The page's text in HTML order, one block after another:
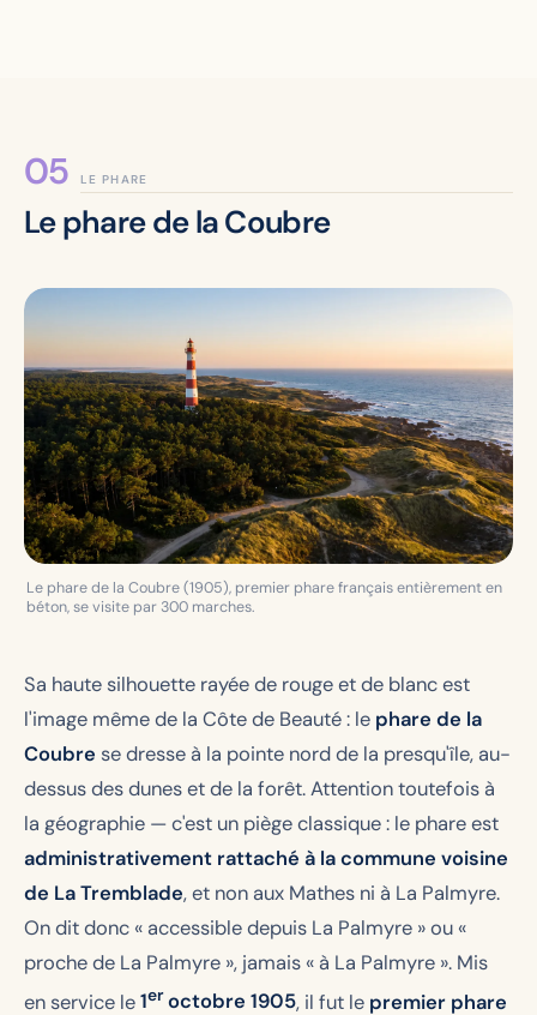
LE PHARE
Le phare de la Coubre
Le phare de la Coubre (1905), premier phare français entièrement en
béton, se visite par 300 marches.
Sa haute silhouette rayée de rouge et de blanc est
l'image même de la Côte de Beauté : le phare de la
Coubre se dresse à la pointe nord de la presqu'île, au-
dessus des dunes et de la forêt. Attention toutefois à
la géographie — c'est un piège classique : le phare est
administrativement rattaché à la commune voisine
de La Tremblade, et non aux Mathes ni à La Palmyre.
On dit donc « accessible depuis La Palmyre » ou «
proche de La Palmyre », jamais « à La Palmyre ». Mis
en service le1eroctobre 1905, il fut le premier phare